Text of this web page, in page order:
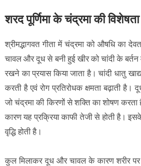
शरद पूर्णिमा के चंद्रमा की विशेषता
श्रीमद्भागवत गीता में चंद्रमा को औषधि का
चावल और दूध से बनी हुई खीर को चांदी के
रखने का प्रयास किया जाता है। चांदी धातु
करती है एवं रोग प्रतिरोधक क्षमता बढ़ाती है।
जो चंद्रमा की किरणों से शक्ति का शोषण करता
कारण यह प्रक्रिया काफी तेजी से होती है।
वृद्धि होती है।
कुल मिलाकर दूध और चावल के कारण शरीर